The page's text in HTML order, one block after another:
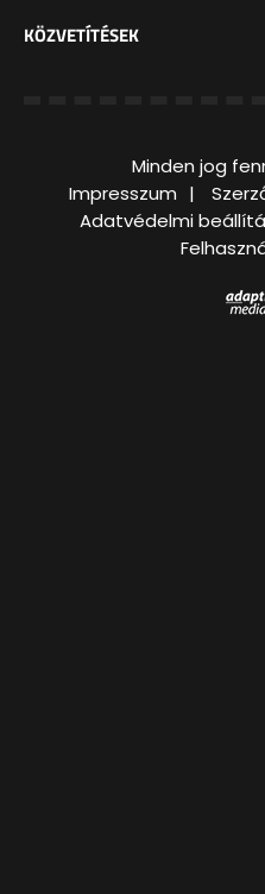
KÖZVETÍTÉSEK
Minden jog
Impresszum
Adatvédelmi